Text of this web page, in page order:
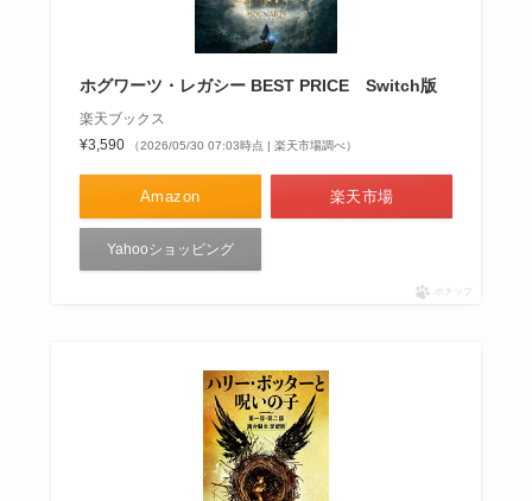
ホグワーツ・レガシー BEST PRICE Switch版
楽天ブックス
¥3,590
（2026/05/30 07:03時点 | 楽天市場調べ）
Amazon 楽天市場
Yahooショッピング
ポチップ